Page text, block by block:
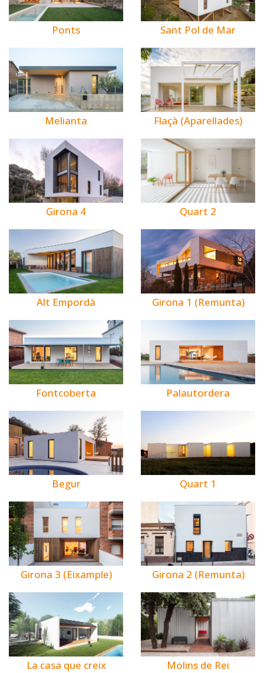
Ponts Sant Pol de Mar
Melianta Flaçà (Aparellades)
Girona 4 Quart 2
Alt Empordà Girona 1 (Remunta)
Fontcoberta Palautordera
Begur Quart 1
Girona 3 (Eixample) Girona 2 (Remunta)
La casa que creix Molins de Rei